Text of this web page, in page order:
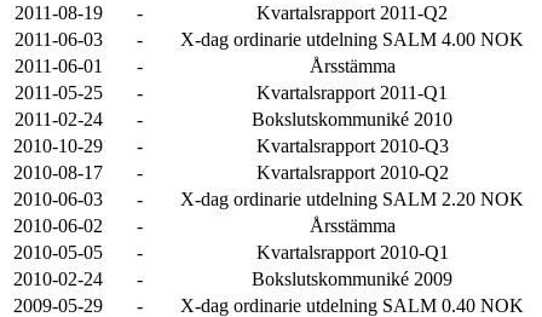
2011-08-19
-
Kvartalsrapport 2011-Q2
2011-06-03
-
X-dag ordinarie utdelning SALM 4.00 NOK
2011-06-01
-
Årsstämma
2011-05-25
-
Kvartalsrapport 2011-Q1
2011-02-24
-
Bokslutskommuniké 2010
2010-10-29
-
Kvartalsrapport 2010-Q3
2010-08-17
-
Kvartalsrapport 2010-Q2
2010-06-03
-
X-dag ordinarie utdelning SALM 2.20 NOK
2010-06-02
-
Årsstämma
2010-05-05
-
Kvartalsrapport 2010-Q1
2010-02-24
-
Bokslutskommuniké 2009
2009-05-29
-
X-dag ordinarie utdelning SALM 0.40 NOK